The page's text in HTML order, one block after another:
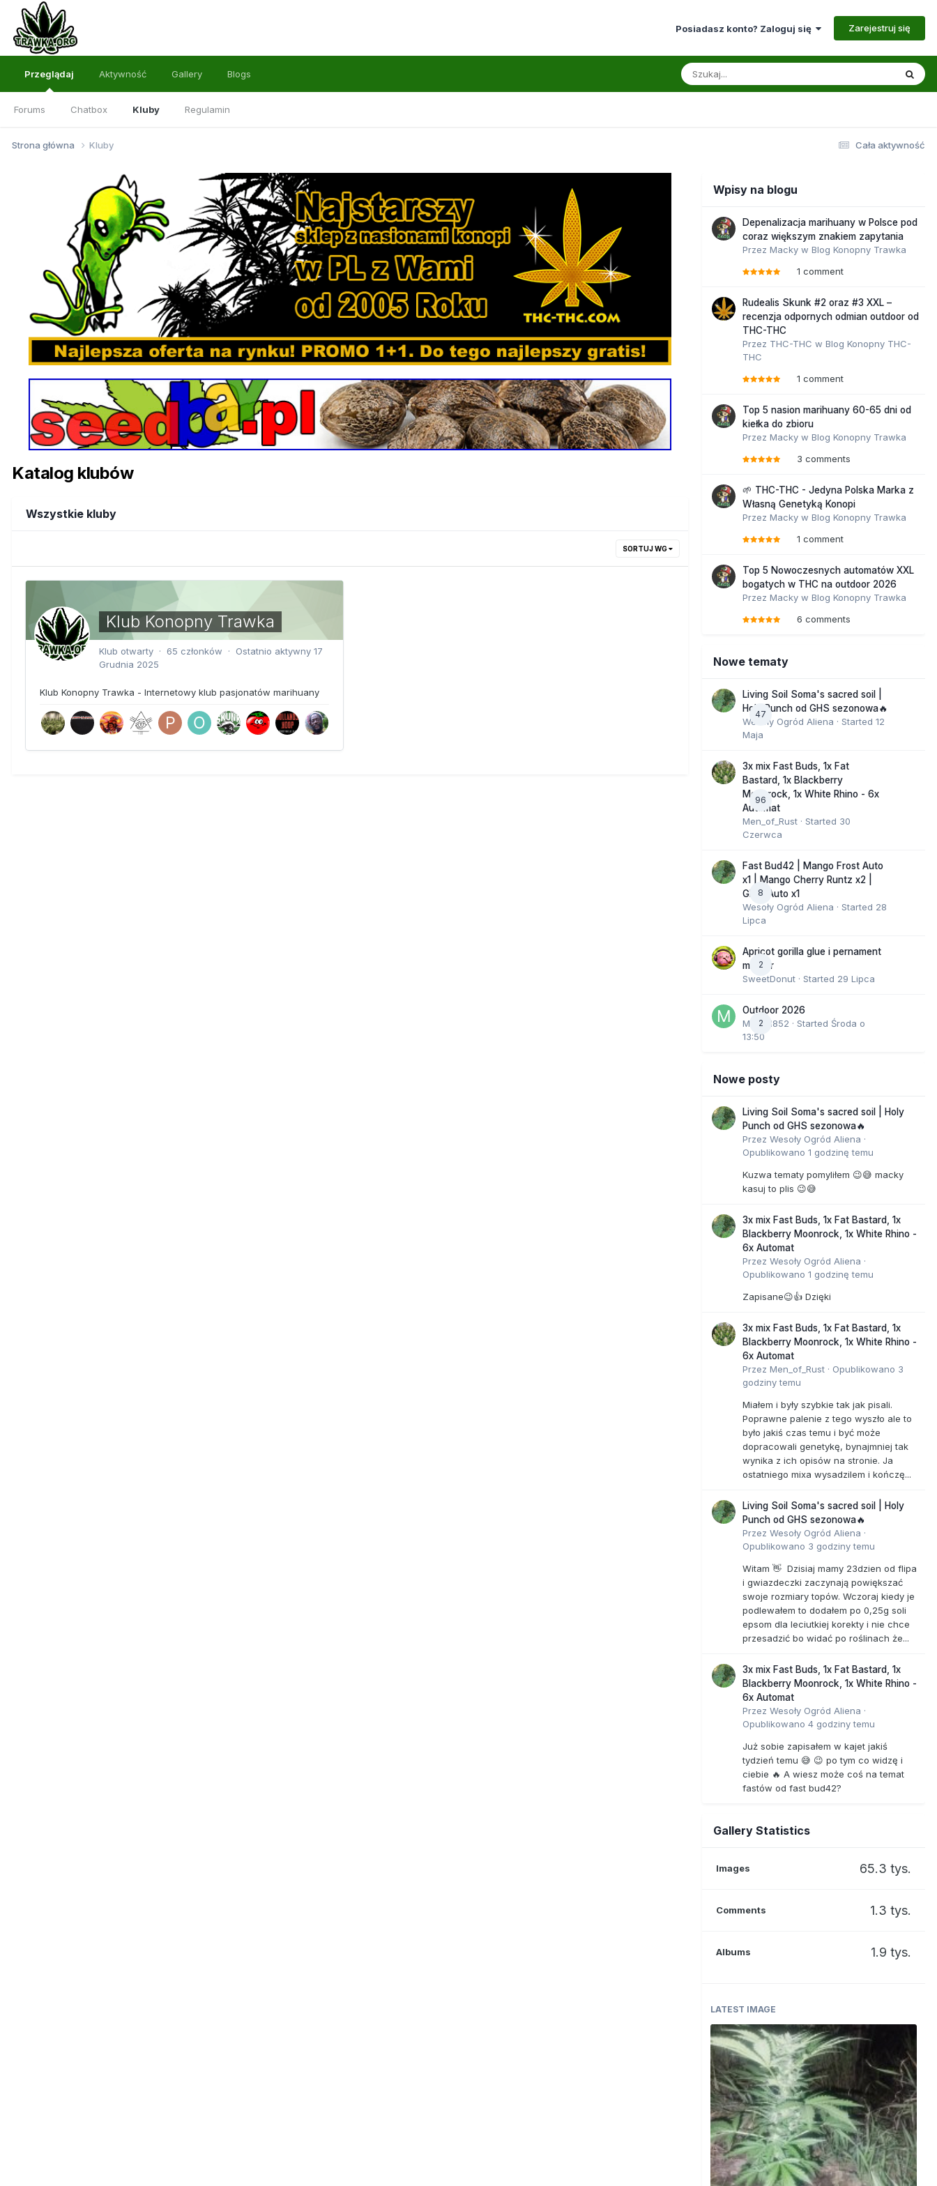
Posiadasz konto? Zaloguj się Zarejestruj się
Przeglądaj
Forums Chatbox Kluby Regulamin
Aktywność Gallery Blogs
Cała aktywność
Strona główna Kluby
Katalog klubów
Wszystkie kluby
SORTUJ WG
Klub Konopny Trawka
Klub otwarty · 65 członków · Ostatnio aktywny 17
Grudnia 2025
Klub Konopny Trawka - Internetowy klub pasjonatów marihuany
Wpisy na blogu
Depenalizacja marihuany w Polsce pod
coraz większym znakiem zapytania
Przez Macky w Blog Konopny Trawka
1 comment
Rudealis Skunk #2 oraz #3 XXL –
recenzja odpornych odmian outdoor od
THC-THC
Przez THC-THC w Blog Konopny THC-
THC
1 comment
Top 5 nasion marihuany 60-65 dni od
kiełka do zbioru
Przez Macky w Blog Konopny Trawka
3 comments
🌱 THC-THC - Jedyna Polska Marka z
Własną Genetyką Konopi
Przez Macky w Blog Konopny Trawka
1 comment
Top 5 Nowoczesnych automatów XXL
bogatych w THC na outdoor 2026
Przez Macky w Blog Konopny Trawka
6 comments
Nowe tematy
47
Living Soil Soma's sacred soil |
Holy Punch od GHS sezonowa🔥
Wesoły Ogród Aliena · Started 12
Maja
96
3x mix Fast Buds, 1x Fat
Bastard, 1x Blackberry
Moonrock, 1x White Rhino - 6x
Automat
Men_of_Rust · Started 30
Czerwca
8
Fast Bud42 | Mango Frost Auto
x1 | Mango Cherry Runtz x2 |
GMO Auto x1
Wesoły Ogród Aliena · Started 28
Lipca
2
Apricot gorilla glue i pernament
marker
SweetDonut · Started 29 Lipca
2
Outdoor 2026
Marcel852 · Started Środa o
13:50
Nowe posty
Living Soil Soma's sacred soil | Holy
Punch od GHS sezonowa🔥
Przez Wesoły Ogród Aliena ·
Opublikowano 1 godzinę temu
Kuzwa tematy pomyliłem 😉😅 macky
kasuj to plis 😉😅
3x mix Fast Buds, 1x Fat Bastard, 1x
Blackberry Moonrock, 1x White Rhino -
6x Automat
Przez Wesoły Ogród Aliena ·
Opublikowano 1 godzinę temu
Zapisane😉👍 Dzięki
3x mix Fast Buds, 1x Fat Bastard, 1x
Blackberry Moonrock, 1x White Rhino -
6x Automat
Przez Men_of_Rust · Opublikowano 3
godziny temu
Miałem i były szybkie tak jak pisali.
Poprawne palenie z tego wyszło ale to
było jakiś czas temu i być może
dopracowali genetykę, bynajmniej tak
wynika z ich opisów na stronie. Ja
ostatniego mixa wysadzilem i kończę...
Living Soil Soma's sacred soil | Holy
Punch od GHS sezonowa🔥
Przez Wesoły Ogród Aliena ·
Opublikowano 3 godziny temu
Witam 👋 Dzisiaj mamy 23dzien od flipa
i gwiazdeczki zaczynają powiększać
swoje rozmiary topów. Wczoraj kiedy je
podlewałem to dodałem po 0,25g soli
epsom dla leciutkiej korekty i nie chce
przesadzić bo widać po roślinach że...
3x mix Fast Buds, 1x Fat Bastard, 1x
Blackberry Moonrock, 1x White Rhino -
6x Automat
Przez Wesoły Ogród Aliena ·
Opublikowano 4 godziny temu
Już sobie zapisałem w kajet jakiś
tydzień temu 😅 😉 po tym co widzę i
ciebie 🔥 A wiesz może coś na temat
fastów od fast bud42?
Gallery Statistics
Images 65.3 tys.
Comments 1.3 tys.
Albums 1.9 tys.
LATEST IMAGE